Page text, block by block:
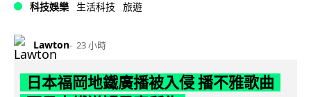
科技娛樂 生活科技 旅遊
Lawton 23 小時
日本福岡地鐵廣播被入侵 播不雅歌曲